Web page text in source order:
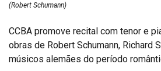
(Robert Schumann)
CCBA promove recital com tenor e
obras de Robert Schumann, Richard
músicos alemães do período